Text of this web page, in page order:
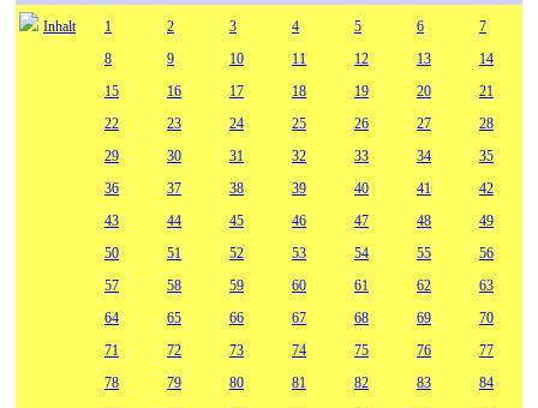
Inhalt 1 2 3 4 5 6
7
8
9 10 11 12 13
14
15
16 17 18 19 20
21
22
23 24 25 26 27
28
29
30 31 32 33 34
35
36
37 38 39 40 41
42
43
44 45 46 47 48
49
50
51 52 53 54 55
56
57
58 59 60 61 62
63
64
65 66 67 68 69
70
71
72 73 74 75 76
77
78
79 80 81 82 83
84